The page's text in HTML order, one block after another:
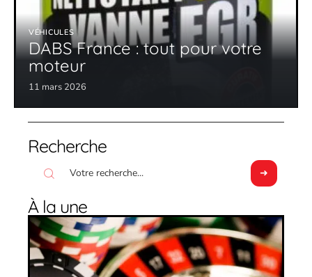
VÉHICULES
DABS France : tout pour votre
moteur
11 mars 2026
Recherche
À la une